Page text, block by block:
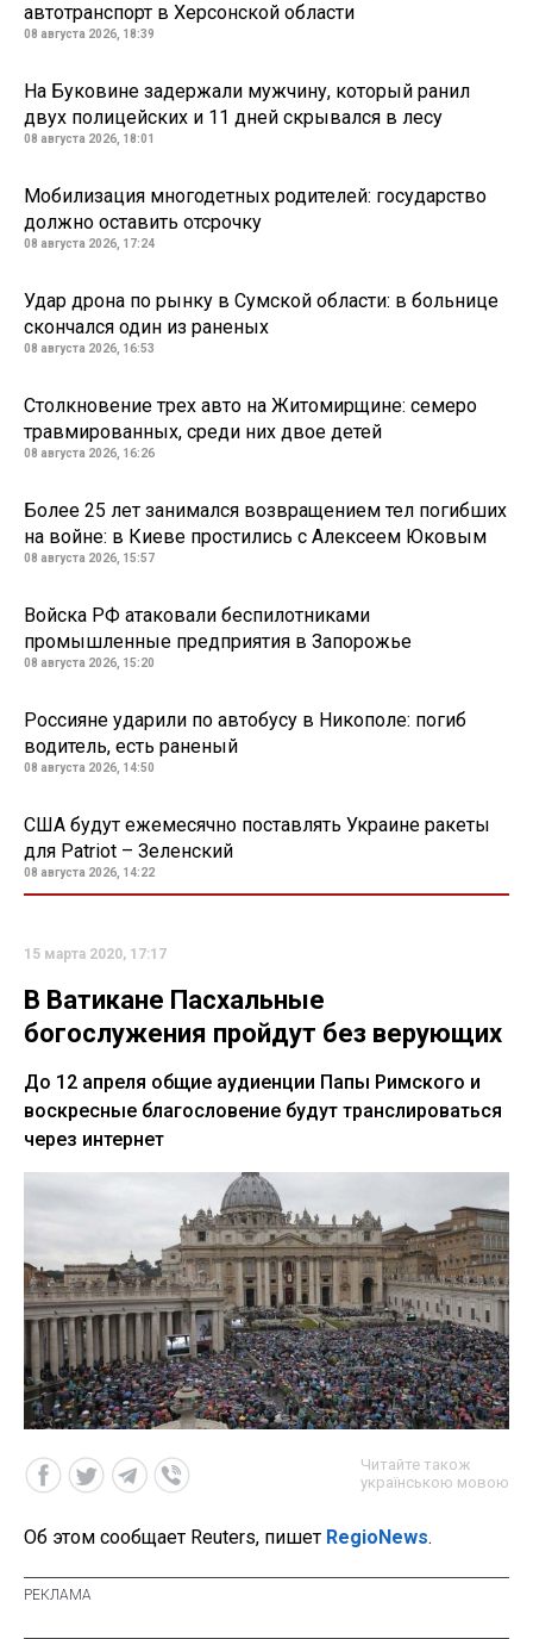
автотранспорт в Херсонской области
08 августа 2026, 18:39
На Буковине задержали мужчину, который ранил
двух полицейских и 11 дней скрывался в лесу
08 августа 2026, 18:01
Мобилизация многодетных родителей: государство
должно оставить отсрочку
08 августа 2026, 17:24
Удар дрона по рынку в Сумской области: в больнице
скончался один из раненых
08 августа 2026, 16:53
Столкновение трех авто на Житомирщине: семеро
травмированных, среди них двое детей
08 августа 2026, 16:26
Более 25 лет занимался возвращением тел погибших
на войне: в Киеве простились с Алексеем Юковым
08 августа 2026, 15:57
Войска РФ атаковали беспилотниками
промышленные предприятия в Запорожье
08 августа 2026, 15:20
Россияне ударили по автобусу в Никополе: погиб
водитель, есть раненый
08 августа 2026, 14:50
США будут ежемесячно поставлять Украине ракеты
для Patriot – Зеленский
08 августа 2026, 14:22
15 марта 2020, 17:17
В Ватикане Пасхальные
богослужения пройдут без верующих
До 12 апреля общие аудиенции Папы Римского и
воскресные благословение будут транслироваться
через интернет
Читайте також
українською мовою
Об этом сообщает Reuters, пишет RegioNews.